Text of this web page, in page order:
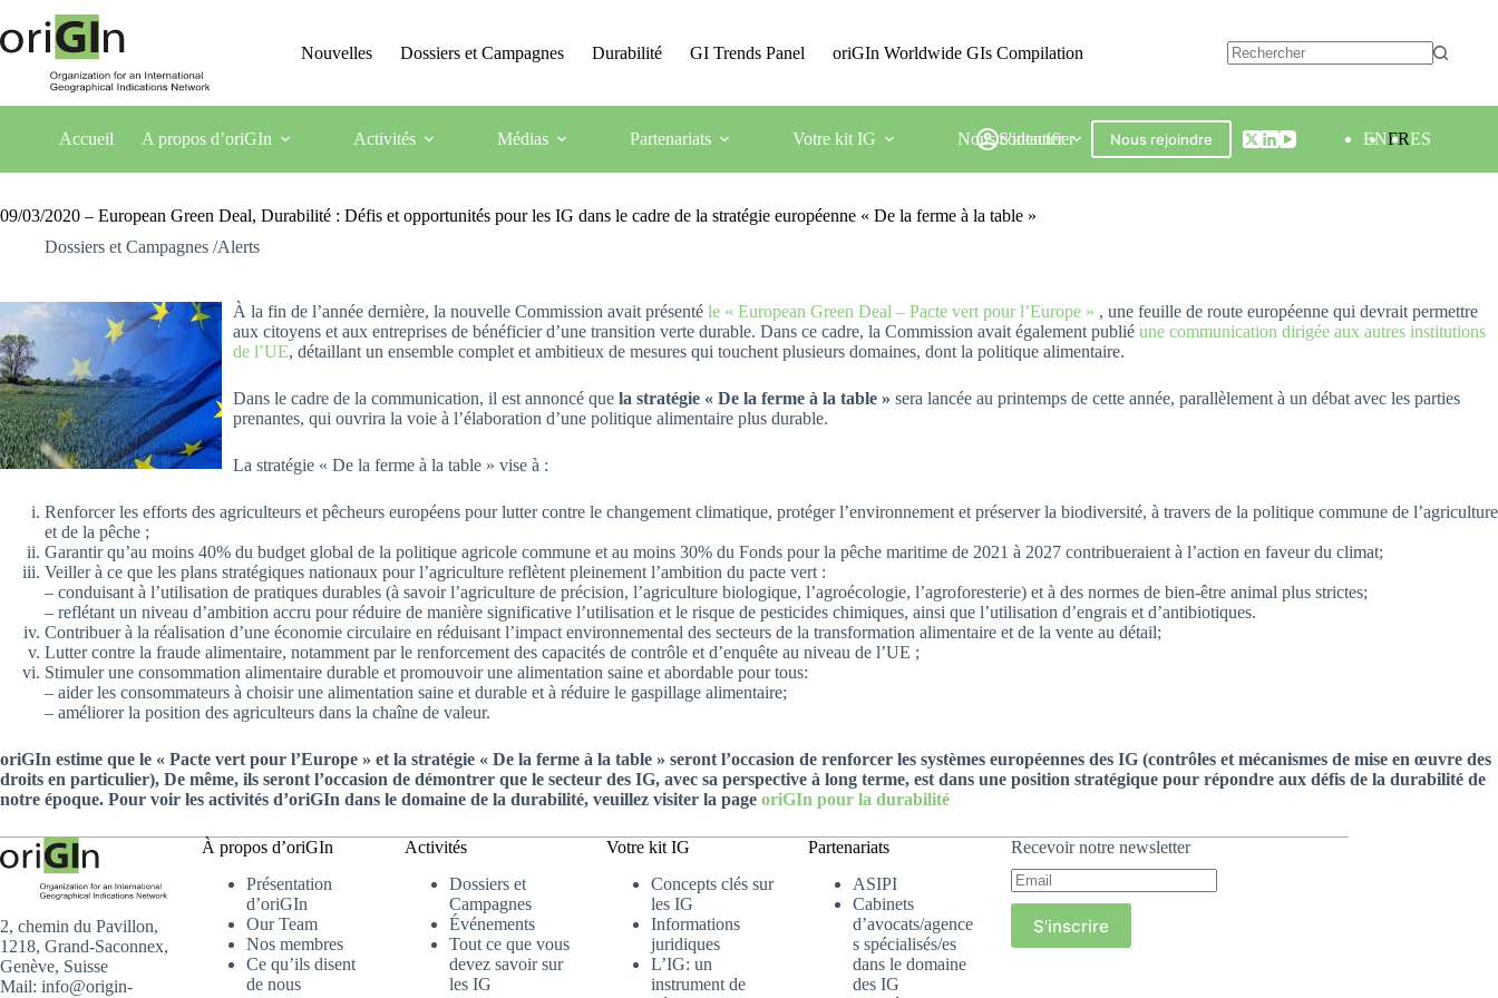
Nouvelles Dossiers et Campagnes Durabilité GI Trends Panel oriGIn Worldwide GIs Compilation
Accueil A propos d’oriGIn Activités Médias Partenariats Votre kit IG Nous contacter
S'identifier Nous rejoindre ENFRES
09/03/2020 – European Green Deal, Durabilité : Défis et opportunités pour les IG dans le cadre de la stratégie européenne « De la ferme à la table »
Dossiers et Campagnes /Alerts
À la fin de l’année dernière, la nouvelle Commission avait présenté le « European Green Deal – Pacte vert pour l’Europe » , une feuille de route européenne qui devrait permettre
aux citoyens et aux entreprises de bénéficier d’une transition verte durable. Dans ce cadre, la Commission avait également publié une communication dirigée aux autres institutions
de l’UE, détaillant un ensemble complet et ambitieux de mesures qui touchent plusieurs domaines, dont la politique alimentaire.
Dans le cadre de la communication, il est annoncé que la stratégie « De la ferme à la table » sera lancée au printemps de cette année, parallèlement à un débat avec les parties
prenantes, qui ouvrira la voie à l’élaboration d’une politique alimentaire plus durable.
La stratégie « De la ferme à la table » vise à :
Renforcer les efforts des agriculteurs et pêcheurs européens pour lutter contre le changement climatique, protéger l’environnement et préserver la biodiversité, à travers de la politique commune de l’agriculture
et de la pêche ;
Garantir qu’au moins 40% du budget global de la politique agricole commune et au moins 30% du Fonds pour la pêche maritime de 2021 à 2027 contribueraient à l’action en faveur du climat;
Veiller à ce que les plans stratégiques nationaux pour l’agriculture reflètent pleinement l’ambition du pacte vert :
– conduisant à l’utilisation de pratiques durables (à savoir l’agriculture de précision, l’agriculture biologique, l’agroécologie, l’agroforesterie) et à des normes de bien-être animal plus strictes;
– reflétant un niveau d’ambition accru pour réduire de manière significative l’utilisation et le risque de pesticides chimiques, ainsi que l’utilisation d’engrais et d’antibiotiques.
Contribuer à la réalisation d’une économie circulaire en réduisant l’impact environnemental des secteurs de la transformation alimentaire et de la vente au détail;
Lutter contre la fraude alimentaire, notamment par le renforcement des capacités de contrôle et d’enquête au niveau de l’UE ;
Stimuler une consommation alimentaire durable et promouvoir une alimentation saine et abordable pour tous:
– aider les consommateurs à choisir une alimentation saine et durable et à réduire le gaspillage alimentaire;
– améliorer la position des agriculteurs dans la chaîne de valeur.
oriGIn estime que le « Pacte vert pour l’Europe » et la stratégie « De la ferme à la table » seront l’occasion de renforcer les systèmes européennes des IG (contrôles et mécanismes de mise en œuvre des
droits en particulier), De même, ils seront l’occasion de démontrer que le secteur des IG, avec sa perspective à long terme, est dans une position stratégique pour répondre aux défis de la durabilité de
notre époque. Pour voir les activités d’oriGIn dans le domaine de la durabilité, veuillez visiter la page oriGIn pour la durabilité
2, chemin du Pavillon,
1218, Grand-Saconnex,
Genève, Suisse
Mail: info@origin-
À propos d’oriGIn
Présentation
d’oriGIn
Our Team
Nos membres
Ce qu’ils disent
de nous
Activités
Dossiers et
Campagnes
Événements
Tout ce que vous
devez savoir sur
les IG
Votre kit IG
Concepts clés sur
les IG
Informations
juridiques
L’IG: un
instrument de
Partenariats
ASIPI
Cabinets
d’avocats/agence
s spécialisés/es
dans le domaine
des IG
Recevoir notre newsletter
S'inscrire